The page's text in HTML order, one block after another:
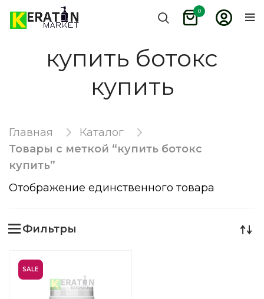
0
купить ботокс
купить
Главная
Каталог
Товары с меткой “купить ботокс
купить”
Отображение единственного товара
Фильтры
SALE